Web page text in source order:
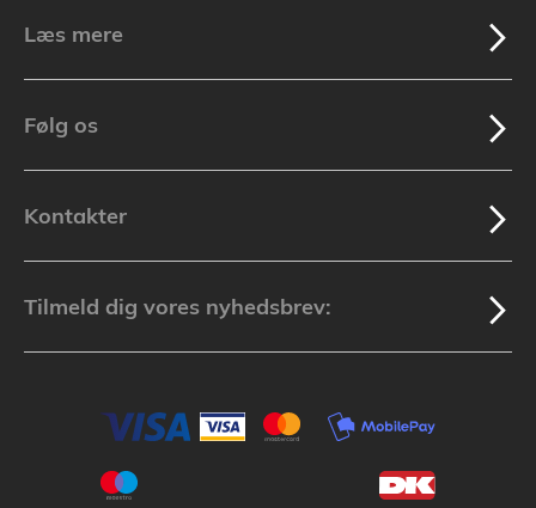
Læs mere
Følg os
Kontakter
Tilmeld dig vores nyhedsbrev: